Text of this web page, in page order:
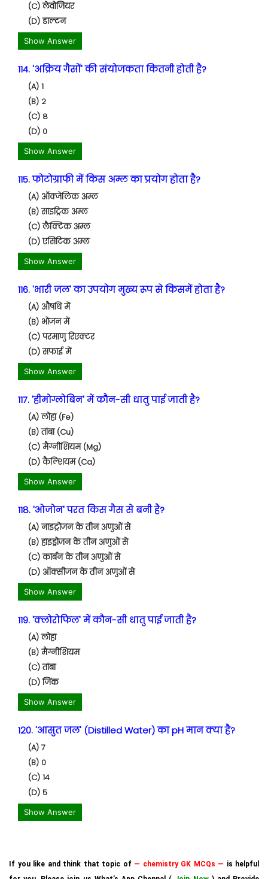
(C) लेवोजियर
(D) डाल्टन
Show Answer
114. 'अक्रिय गैसों' की संयोजकता कितनी होती है?
(A) 1
(B) 2
(C) 8
(D) 0
Show Answer
115. फोटोग्राफी में किस अम्ल का प्रयोग होता है?
(A) ऑक्जेलिक अम्ल
(B) साइट्रिक अम्ल
(C) लैक्टिक अम्ल
(D) एसिटिक अम्ल
Show Answer
116. 'भारी जल' का उपयोग मुख्य रूप से किसमें होता है?
(A) औषधि में
(B) भोजन में
(C) परमाणु रिएक्टर
(D) सफाई में
Show Answer
117. 'हीमोग्लोबिन' में कौन-सी धातु पाई जाती है?
(A) लोहा (Fe)
(B) तांबा (Cu)
(C) मैग्नीशियम (Mg)
(D) कैल्शियम (Ca)
Show Answer
118. 'ओजोन' परत किस गैस से बनी है?
(A) नाइट्रोजन के तीन अणुओं से
(B) हाइड्रोजन के तीन अणुओं से
(C) कार्बन के तीन अणुओं से
(D) ऑक्सीजन के तीन अणुओं से
Show Answer
119. 'क्लोरोफिल' में कौन-सी धातु पाई जाती है?
(A) लोहा
(B) मैग्नीशियम
(C) तांबा
(D) जिंक
Show Answer
120. 'आसुत जल' (Distilled Water) का pH मान क्या है?
(A) 7
(B) 0
(C) 14
(D) 5
Show Answer
If you like and think that topic of — chemistry GK MCQs — is helpful